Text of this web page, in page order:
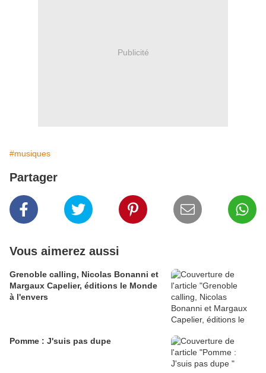
Publicité
#musiques
Partager
Vous aimerez aussi
Grenoble calling, Nicolas Bonanni et
Margaux Capelier, éditions le Monde
à l'envers
Pomme : J'suis pas dupe